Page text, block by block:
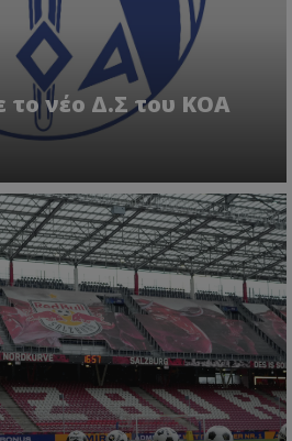
το νέο Δ.Σ του ΚΟΑ